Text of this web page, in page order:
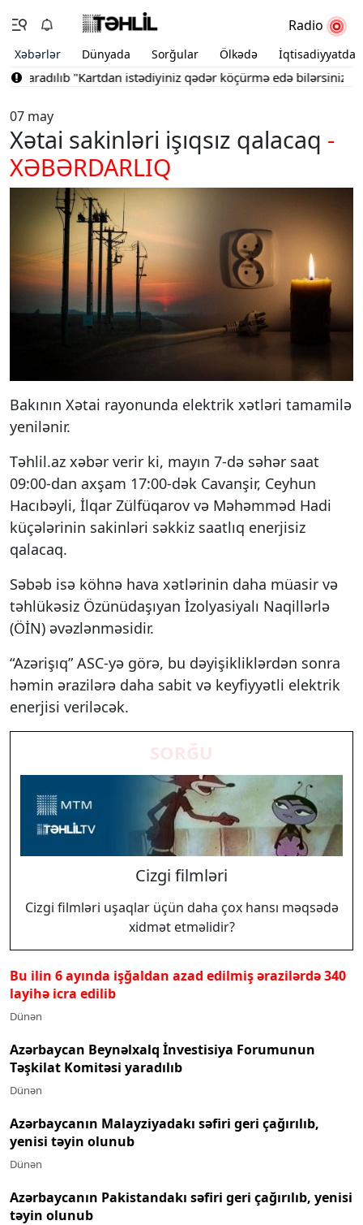
Radio
Xəbərlər Dünyada Sorğular Ölkədə İqtisadiyyatda
yaradılıb "Kartdan istədiyiniz qədər köçürmə edə bilərsiniz"
07 may
Xətai sakinləri işıqsız qalacaq -
XƏBƏRDARLIQ
Bakının Xətai rayonunda elektrik xətləri tamamilə
yenilənir.
Təhlil.az xəbər verir ki, mayın 7-də səhər saat
09:00-dan axşam 17:00-dək Cavanşir, Ceyhun
Hacıbəyli, İlqar Zülfüqarov və Məhəmməd Hadi
küçələrinin sakinləri səkkiz saatlıq enerjisiz
qalacaq.
Səbəb isə köhnə hava xətlərinin daha müasir və
təhlükəsiz Özünüdaşıyan İzolyasiyalı Naqillərlə
(ÖİN) əvəzlənməsidir.
“Azərişıq” ASC-yə görə, bu dəyişikliklərdən sonra
həmin ərazilərə daha sabit və keyfiyyətli elektrik
enerjisi veriləcək.
SORĞU
Cizgi filmləri
Cizgi filmləri uşaqlar üçün daha çox hansı məqsədə
xidmət etməlidir?
Bu ilin 6 ayında işğaldan azad edilmiş ərazilərdə 340
layihə icra edilib
Dünən
Azərbaycan Beynəlxalq İnvestisiya Forumunun
Təşkilat Komitəsi yaradılıb
Dünən
Azərbaycanın Malayziyadakı səfiri geri çağırılıb,
yenisi təyin olunub
Dünən
Azərbaycanın Pakistandakı səfiri geri çağırılıb, yenisi
təyin olunub